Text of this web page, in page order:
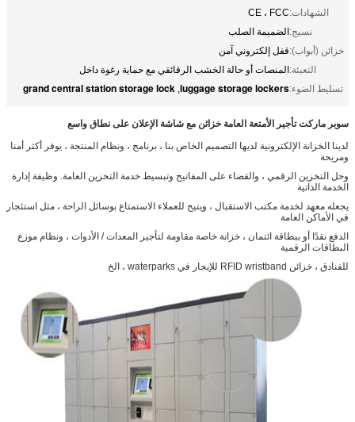
الشهادات:CE ، FCC
نسيج:الضميمة الصلب
خزائن (أبواب):قفل إلكتروني آمن
التعبئة:المنصات أو حالة الخشب الرقائقي مع حماية رغوة داخل
تسليط الضوء:luggage storage lockers
,
grand central station storage lock
سوبر ماركت تأجير الأمتعة العامة خزائن مع شاشة الإعلان على نطاق واسع
لدينا الخزانة الإلكترونية لديها التصميم الخاص بنا ، برنامج ، ونظام المنتجة ، يوفر أكثر أمنا
ومريحة
وحل التخزين الرقمي ، والقضاء على المفاتيح وتبسيط خدمة التخزين العامة. وظيفة إدارة
الخدمة الذاتية
يجعله معهد لخدمة مكتب الاستقبال ، ويتيح للعملاء الاستمتاع بوسائل الراحة ، مثل استئجار
في الأماكن العامة
الدفع نقدًا أو ببطاقة ائتمان ، خزانة خاصة مقاومة لتأجير المعدات / الأدوات ، ونظام موزع
البطاقات الرقمية
للفنادق ، خزائن RFID wristband للإيجار في waterparks ، الخ